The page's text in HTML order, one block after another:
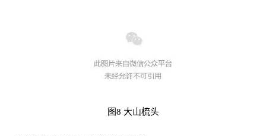
图8 大山梳头